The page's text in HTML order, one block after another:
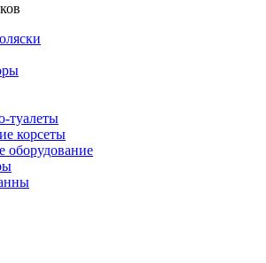
туалеты
корсеты
оборудование